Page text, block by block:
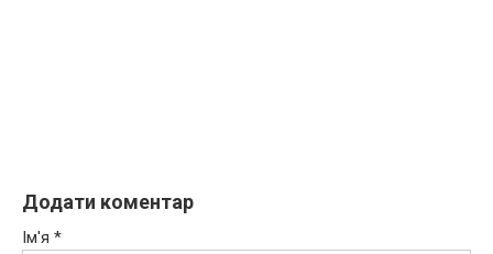
Додати коментар
Ім'я *